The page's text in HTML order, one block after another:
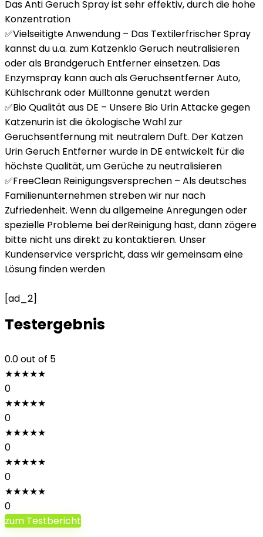
Das Anti Geruch Spray ist sehr effektiv, durch die hohe
Konzentration
✅Vielseitigte Anwendung – Das Textilerfrischer Spray
kannst du u.a. zum Katzenklo Geruch neutralisieren
oder als Brandgeruch Entferner einsetzen. Das
Enzymspray kann auch als Geruchsentferner Auto,
Kühlschrank oder Mülltonne genutzt werden
✅Bio Qualität aus DE – Unsere Bio Urin Attacke gegen
Katzenurin ist die ökologische Wahl zur
Geruchsentfernung mit neutralem Duft. Der Katzen
Urin Geruch Entferner wurde in DE entwickelt für die
höchste Qualität, um Gerüche zu neutralisieren
✅FreeClean Reinigungsversprechen – Als deutsches
Familienunternehmen streben wir nur nach
Zufriedenheit. Wenn du allgemeine Anregungen oder
spezielle Probleme bei derReinigung hast, dann zögere
bitte nicht uns direkt zu kontaktieren. Unser
Kundenservice verspricht, dass wir gemeinsam eine
Lösung finden werden
[ad_2]
Testergebnis
0.0out of 5
★★★★★
0
★★★★★
0
★★★★★
0
★★★★★
0
★★★★★
0
zum Testbericht